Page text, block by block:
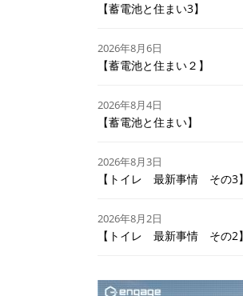
【蓄電池と住まい3】
2026年8月6日
【蓄電池と住まい２】
2026年8月4日
【蓄電池と住まい】
2026年8月3日
【トイレ 最新事情 その3】
2026年8月2日
【トイレ 最新事情 その2】